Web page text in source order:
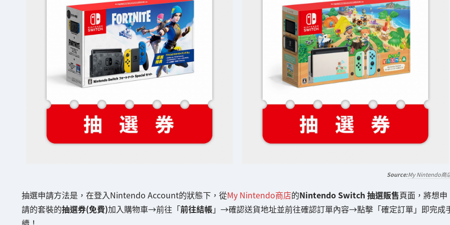
My Nintendo商
抽選申請方法是，在登入Nintendo Account的狀態下，從My Nintendo商店的Nintendo Switch 抽選販售頁面，將想申
請的套裝的抽選券(免費)加入購物車→前往「前往結帳」→確認送貨地址並前往確認訂單內容→點擊「確定訂單」即完成